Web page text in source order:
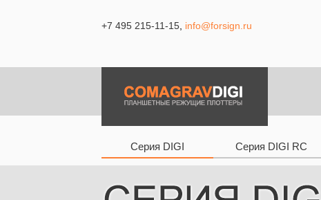
+7 495 215-11-15 info@forsign.ru
Серия DIGI Серия DIGI RC